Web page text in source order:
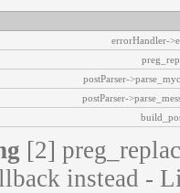
errorHandler-
postParser-
postParser-
[2]
instead -